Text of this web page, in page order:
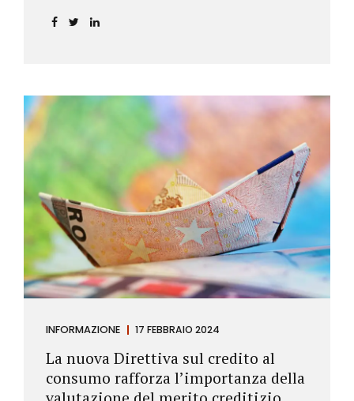
INFORMAZIONE 17 FEBBRAIO 2024
La nuova Direttiva sul credito al
consumo rafforza l’importanza della